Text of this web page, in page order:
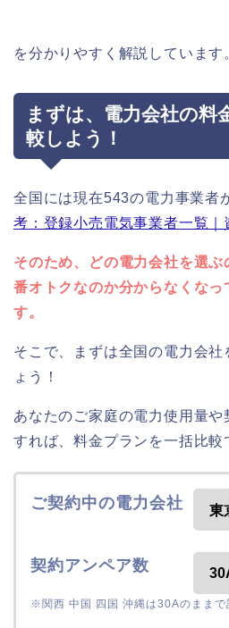
を分かりやすく解説しています
まずは、電力会社の料
較しよう！
全国には現在543の電力事業者
考：登録小売電気事業者一覧｜
そのため、どの電力会社を選
番オトクなのか分からなくな
す。
そこで、まずは全国の電力会社
ょう！
あなたのご家庭の電力使用量や
すれば、料金プランを一括比較
ご契約中の電力会社
契約アンペア数
※関西 中国 四国 沖縄は30Aのままで